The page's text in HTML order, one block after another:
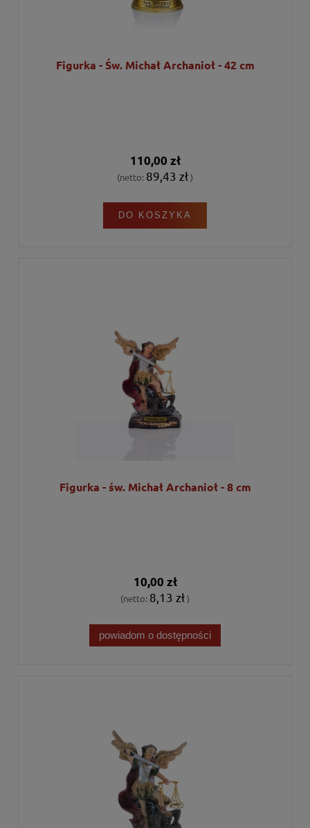
Figurka - Św. Michał Archanioł - 42 cm
110,00 zł
(netto: 89,43 zł)
DO KOSZYKA
Figurka - św. Michał Archanioł - 8 cm
10,00 zł
(netto: 8,13 zł)
powiadom o dostępności